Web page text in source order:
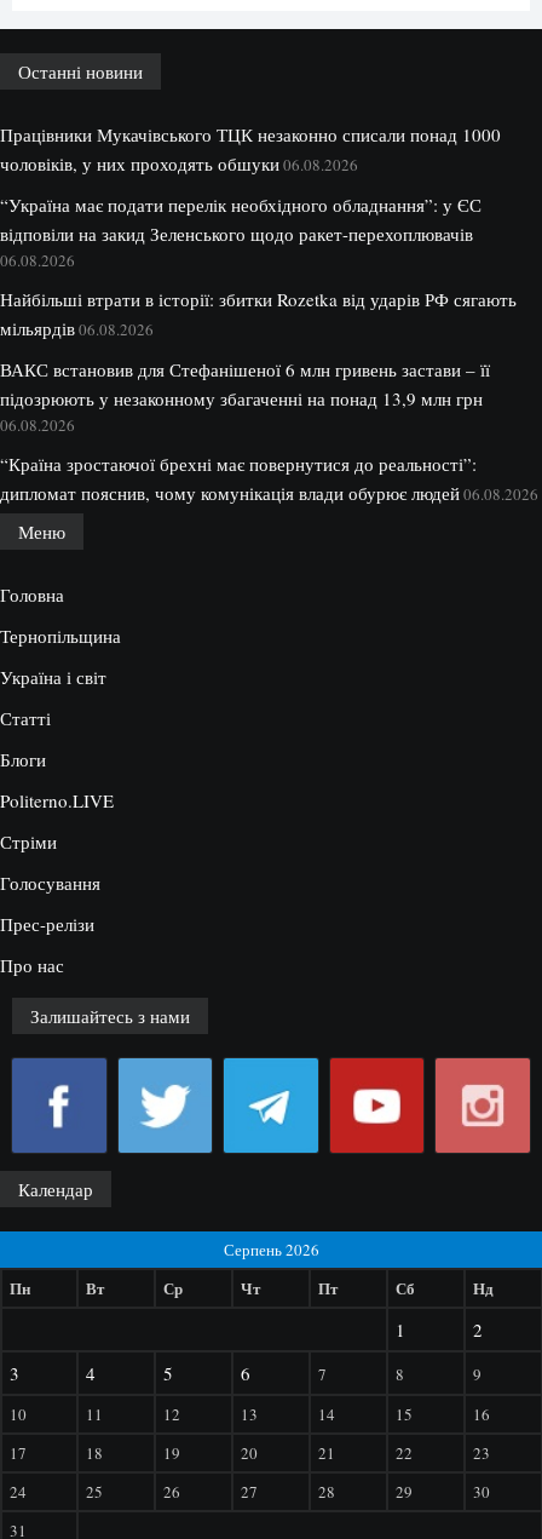
Останні новини
Працівники Мукачівського ТЦК незаконно списали понад 1000
чоловіків, у них проходять обшуки06.08.2026
“Україна має подати перелік необхідного обладнання”: у ЄС
відповіли на закид Зеленського щодо ракет-перехоплювачів
06.08.2026
Найбільші втрати в історії: збитки Rozetka від ударів РФ сягають
мільярдів06.08.2026
ВАКС встановив для Стефанішеної 6 млн гривень застави – її
підозрюють у незаконному збагаченні на понад 13,9 млн грн
06.08.2026
“Країна зростаючої брехні має повернутися до реальності”:
дипломат пояснив, чому комунікація влади обурює людей06.08.2026
Меню
Головна
Тернопільщина
Україна і світ
Статті
Блоги
Politerno.LIVE
Стріми
Голосування
Прес-релізи
Про нас
Залишайтесь з нами
Календар
Серпень 2026
Пн Вт Ср Чт Пт Сб Нд
1
2
3
4 5 6 7 8
9
10
11 12 13 14 15
16
17
18 19 20 21 22
23
24
25 26 27 28 29
30
31